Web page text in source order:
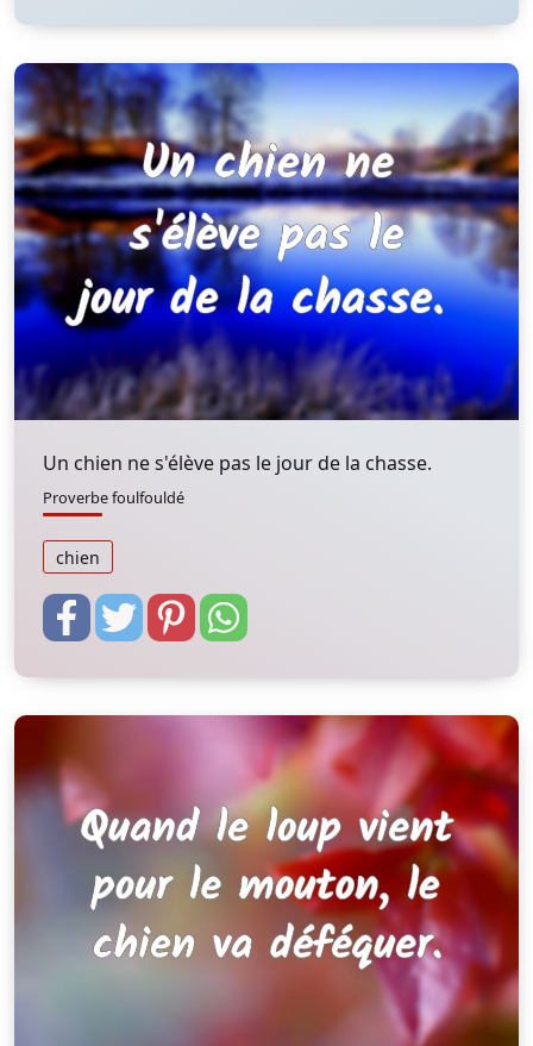
Un chien ne s'élève pas le jour de la chasse.
Proverbe foulfouldé
chien